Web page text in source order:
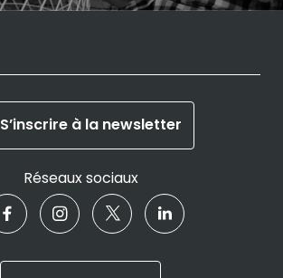
S’inscrire à la newsletter
Réseaux sociaux